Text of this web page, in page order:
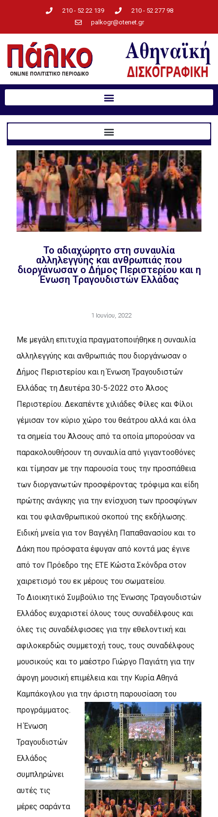
210 - 52 22 139
210 - 52 277 98
palkogr@otenet.gr
To αδιαχώρητο στη συναυλία
αλληλεγγύης και ανθρωπιάς που
διοργάνωσαν ο Δήμος Περιστερίου και η
Ένωση Τραγουδιστών Ελλάδας
1 Ιουνίου, 2022
Με μεγάλη επιτυχία πραγματοποιήθηκε η συναυλία
αλληλεγγύης και ανθρωπιάς που διοργάνωσαν ο
Δήμος Περιστερίου και η Ένωση Τραγουδιστών
Ελλάδας τη Δευτέρα 30-5-2022 στο Άλσος
Περιστερίου. Δεκαπέντε χιλιάδες Φίλες και Φίλοι
γέμισαν τον κύριο χώρο του θεάτρου αλλά και όλα
τα σημεία του Άλσους από τα οποία μπορούσαν να
παρακολουθήσουν τη συναυλία από γιγαντοοθόνες
και τίμησαν με την παρουσία τους την προσπάθεια
των διοργανωτών προσφέροντας τρόφιμα και είδη
πρώτης ανάγκης για την ενίσχυση των προσφύγων
και του φιλανθρωπικού σκοπού της εκδήλωσης.
Ειδική μνεία για τον Βαγγέλη Παπαθανασίου και το
Δάκη που πρόσφατα έφυγαν από κοντά μας έγινε
από τον Πρόεδρο της ΕΤΕ Κώστα Σκόνδρα στον
χαιρετισμό του εκ μέρους του σωματείου.
Το Διοικητικό Συμβούλιο της Ένωσης Τραγουδιστών
Ελλάδος ευχαριστεί όλους τους συναδέλφους και
όλες τις συναδέλφισσες για την εθελοντική και
αφιλοκερδώς συμμετοχή τους, τους συναδέλφους
μουσικούς και το μαέστρο Γιώργο Παγιάτη για την
άψογη μουσική επιμέλεια και την Κυρία Αθηνά
Καμπάκογλου για την άριστη παρουσίαση του
προγράμματος.
Η Ένωση
Τραγουδιστών
Ελλάδος
συμπληρώνει
αυτές τις
μέρες σαράντα